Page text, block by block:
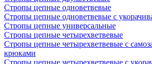
Стропы цепные одноветвевые
Стропы цепные одноветвевые с
Стропы цепные универсальные
Стропы цепные четырехветвевые
Стропы цепные четырехветвевые с
крюками
Стропы цепные четырехветвевые с